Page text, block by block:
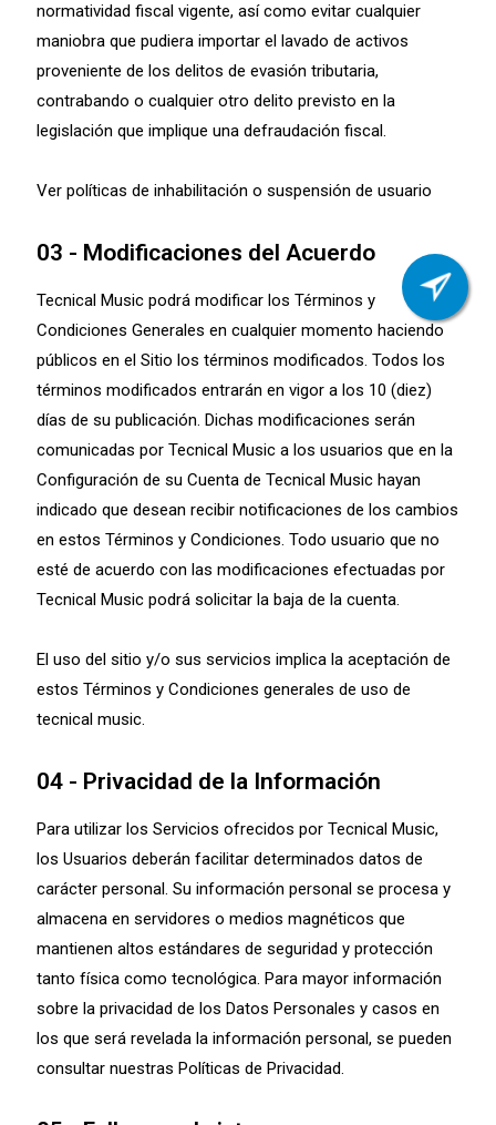
normatividad fiscal vigente, así como evitar cualquier
maniobra que pudiera importar el lavado de activos
proveniente de los delitos de evasión tributaria,
contrabando o cualquier otro delito previsto en la
legislación que implique una defraudación fiscal.
Ver políticas de inhabilitación o suspensión de usuario
03 - Modificaciones del Acuerdo
Tecnical Music podrá modificar los Términos y
Condiciones Generales en cualquier momento haciendo
públicos en el Sitio los términos modificados. Todos los
términos modificados entrarán en vigor a los 10 (diez)
días de su publicación. Dichas modificaciones serán
comunicadas por Tecnical Music a los usuarios que en la
Configuración de su Cuenta de Tecnical Music hayan
indicado que desean recibir notificaciones de los cambios
en estos Términos y Condiciones. Todo usuario que no
esté de acuerdo con las modificaciones efectuadas por
Tecnical Music podrá solicitar la baja de la cuenta.
El uso del sitio y/o sus servicios implica la aceptación de
estos Términos y Condiciones generales de uso de
tecnical music.
04 - Privacidad de la Información
Para utilizar los Servicios ofrecidos por Tecnical Music,
los Usuarios deberán facilitar determinados datos de
carácter personal. Su información personal se procesa y
almacena en servidores o medios magnéticos que
mantienen altos estándares de seguridad y protección
tanto física como tecnológica. Para mayor información
sobre la privacidad de los Datos Personales y casos en
los que será revelada la información personal, se pueden
consultar nuestras Políticas de Privacidad.